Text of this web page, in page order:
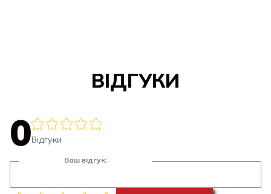
ВІДГУКИ
0Відгуки
Ваш відгук: